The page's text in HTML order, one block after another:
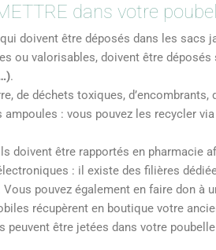
dans votre
doivent être déposés dans les sacs
ou valorisables, doivent être
.
de déchets toxiques, d’encombrants,
: vous pouvez les recycler
doivent être rapportés en pharmacie
: il existe des filières
pouvez également en faire don
récupèrent en boutique votre
peuvent être jetées dans votre